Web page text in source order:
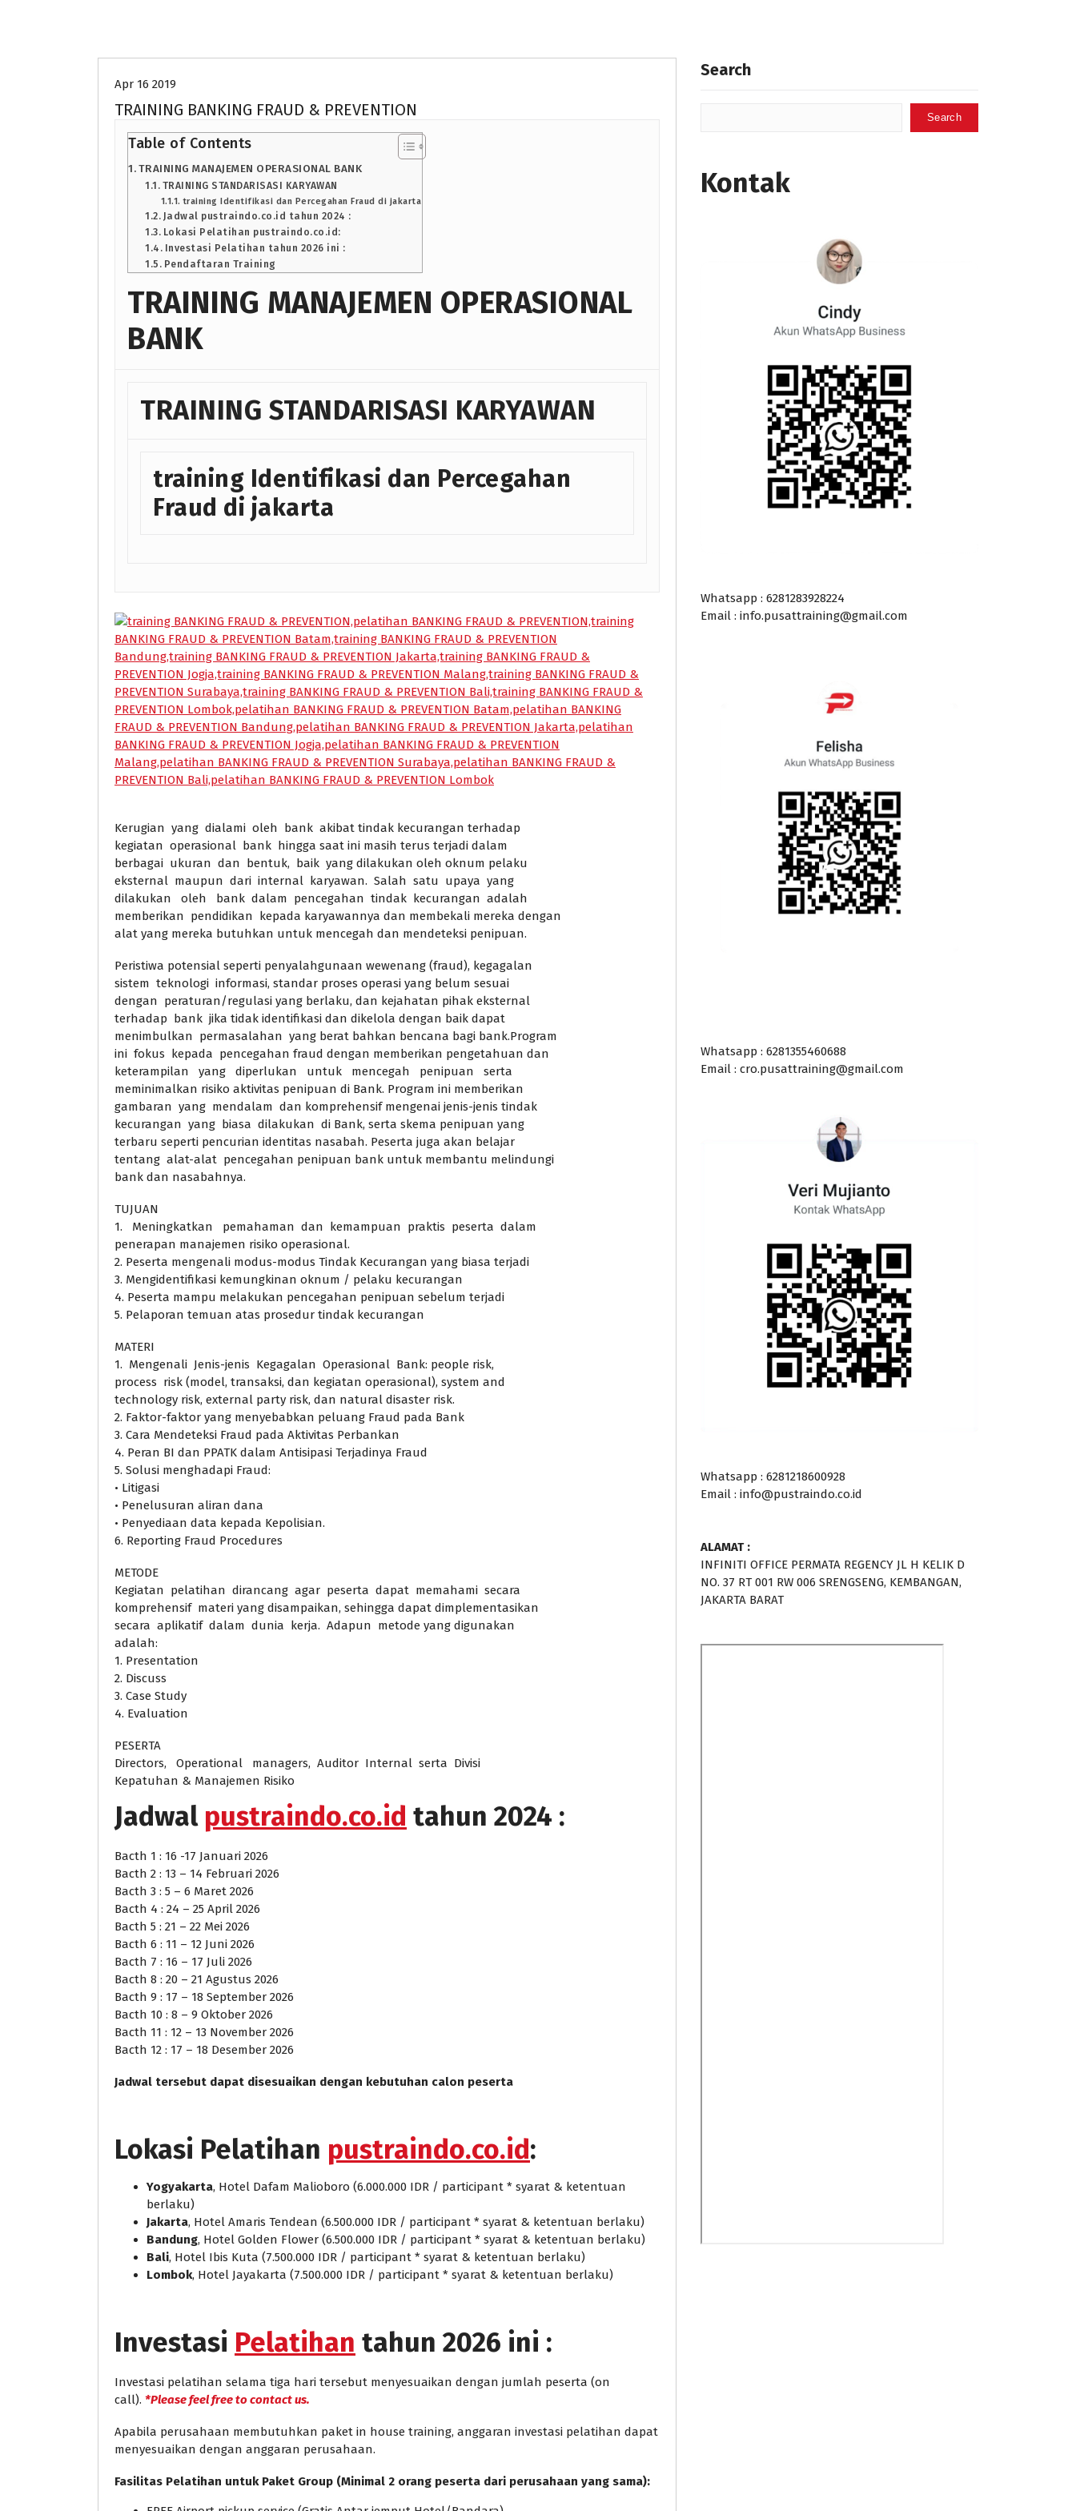
Apr 16 2019
TRAINING BANKING FRAUD & PREVENTION
Table of Contents
TRAINING MANAJEMEN OPERASIONAL BANK
TRAINING STANDARISASI KARYAWAN
training Identifikasi dan Percegahan Fraud di jakarta
Jadwal pustraindo.co.id tahun 2024 :
Lokasi Pelatihan pustraindo.co.id:
Investasi Pelatihan tahun 2026 ini :
Pendaftaran Training
TRAINING MANAJEMEN OPERASIONAL
BANK
TRAINING STANDARISASI KARYAWAN
training Identifikasi dan Percegahan
Fraud di jakarta
Kerugian yang dialami oleh bank akibat tindak kecurangan terhadap
kegiatan operasional bank hingga saat ini masih terus terjadi dalam
berbagai ukuran dan bentuk, baik yang dilakukan oleh oknum pelaku
eksternal maupun dari internal karyawan. Salah satu upaya yang
dilakukan oleh bank dalam pencegahan tindak kecurangan adalah
memberikan pendidikan kepada karyawannya dan membekali mereka dengan
alat yang mereka butuhkan untuk mencegah dan mendeteksi penipuan.
Peristiwa potensial seperti penyalahgunaan wewenang (fraud), kegagalan
sistem teknologi informasi, standar proses operasi yang belum sesuai
dengan peraturan/regulasi yang berlaku, dan kejahatan pihak eksternal
terhadap bank jika tidak identifikasi dan dikelola dengan baik dapat
menimbulkan permasalahan yang berat bahkan bencana bagi bank.Program
ini fokus kepada pencegahan fraud dengan memberikan pengetahuan dan
keterampilan yang diperlukan untuk mencegah penipuan serta
meminimalkan risiko aktivitas penipuan di Bank. Program ini memberikan
gambaran yang mendalam dan komprehensif mengenai jenis-jenis tindak
kecurangan yang biasa dilakukan di Bank, serta skema penipuan yang
terbaru seperti pencurian identitas nasabah. Peserta juga akan belajar
tentang alat-alat pencegahan penipuan bank untuk membantu melindungi
bank dan nasabahnya.
TUJUAN
1. Meningkatkan pemahaman dan kemampuan praktis peserta dalam
penerapan manajemen risiko operasional.
2. Peserta mengenali modus-modus Tindak Kecurangan yang biasa terjadi
3. Mengidentifikasi kemungkinan oknum / pelaku kecurangan
4. Peserta mampu melakukan pencegahan penipuan sebelum terjadi
5. Pelaporan temuan atas prosedur tindak kecurangan
MATERI
1. Mengenali Jenis-jenis Kegagalan Operasional Bank: people risk,
process risk (model, transaksi, dan kegiatan operasional), system and
technology risk, external party risk, dan natural disaster risk.
2. Faktor-faktor yang menyebabkan peluang Fraud pada Bank
3. Cara Mendeteksi Fraud pada Aktivitas Perbankan
4. Peran BI dan PPATK dalam Antisipasi Terjadinya Fraud
5. Solusi menghadapi Fraud:
• Litigasi
• Penelusuran aliran dana
• Penyediaan data kepada Kepolisian.
6. Reporting Fraud Procedures
METODE
Kegiatan pelatihan dirancang agar peserta dapat memahami secara
komprehensif materi yang disampaikan, sehingga dapat dimplementasikan
secara aplikatif dalam dunia kerja. Adapun metode yang digunakan
adalah:
1. Presentation
2. Discuss
3. Case Study
4. Evaluation
PESERTA
Directors, Operational managers, Auditor Internal serta Divisi
Kepatuhan & Manajemen Risiko
Jadwal pustraindo.co.id tahun 2024 :
Bacth 1 : 16 -17 Januari 2026
Bacth 2 : 13 – 14 Februari 2026
Bacth 3 : 5 – 6 Maret 2026
Bacth 4 : 24 – 25 April 2026
Bacth 5 : 21 – 22 Mei 2026
Bacth 6 : 11 – 12 Juni 2026
Bacth 7 : 16 – 17 Juli 2026
Bacth 8 : 20 – 21 Agustus 2026
Bacth 9 : 17 – 18 September 2026
Bacth 10 : 8 – 9 Oktober 2026
Bacth 11 : 12 – 13 November 2026
Bacth 12 : 17 – 18 Desember 2026
Jadwal tersebut dapat disesuaikan dengan kebutuhan calon peserta
Lokasi Pelatihan pustraindo.co.id:
Yogyakarta, Hotel Dafam Malioboro (6.000.000 IDR / participant * syarat & ketentuan
berlaku)
Jakarta, Hotel Amaris Tendean (6.500.000 IDR / participant * syarat & ketentuan berlaku)
Bandung, Hotel Golden Flower (6.500.000 IDR / participant * syarat & ketentuan berlaku)
Bali, Hotel Ibis Kuta (7.500.000 IDR / participant * syarat & ketentuan berlaku)
Lombok, Hotel Jayakarta (7.500.000 IDR / participant * syarat & ketentuan berlaku)
Investasi Pelatihan tahun 2026 ini :
Investasi pelatihan selama tiga hari tersebut menyesuaikan dengan jumlah peserta (on
call). *Please feel free to contact us.
Apabila perusahaan membutuhkan paket in house training, anggaran investasi pelatihan dapat
menyesuaikan dengan anggaran perusahaan.
Fasilitas Pelatihan untuk Paket Group (Minimal 2 orang peserta dari perusahaan yang sama):
Search
Search
Kontak
Whatsapp : 6281283928224
Email : info.pusattraining@gmail.com
Whatsapp : 6281355460688
Email : cro.pusattraining@gmail.com
Whatsapp : 6281218600928
Email : info@pustraindo.co.id
ALAMAT :
INFINITI OFFICE PERMATA REGENCY JL H KELIK D
NO. 37 RT 001 RW 006 SRENGSENG, KEMBANGAN,
JAKARTA BARAT